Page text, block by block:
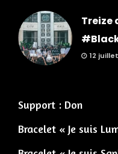
Treize
12
Support : Don
Bracelet « Je suis